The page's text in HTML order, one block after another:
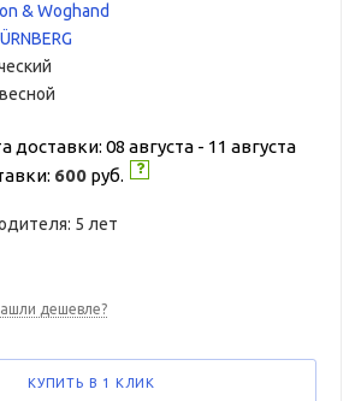
& Woghand
08 августа - 11 августа
600 руб.
5 лет
дешевле?
КУПИТЬ В 1 КЛИК